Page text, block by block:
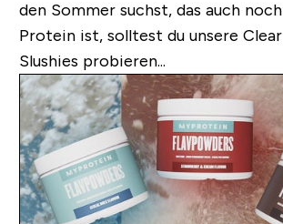
den Sommer suchst, das auch
Protein ist, solltest du unsere
Slushies probieren...